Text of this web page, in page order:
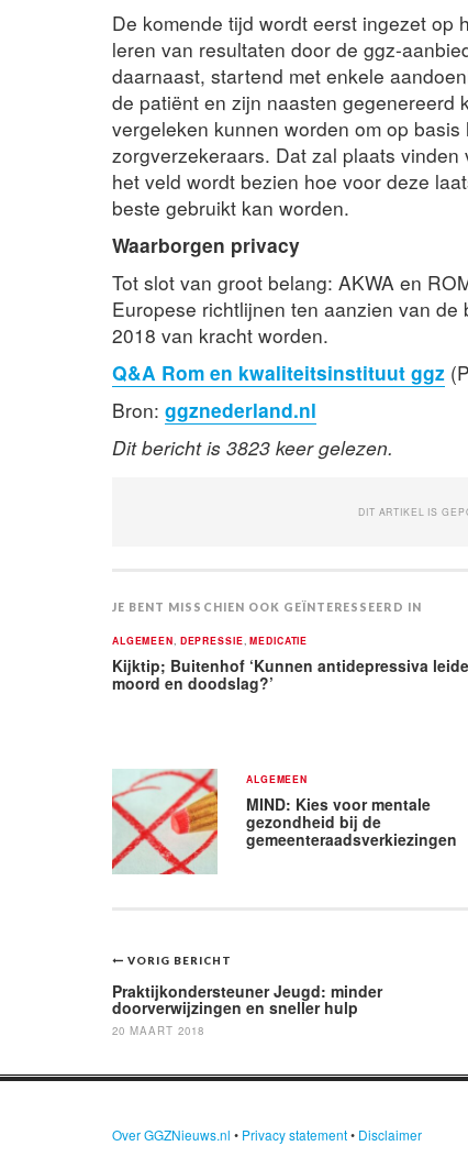
De komende tijd wordt eerst ingezet op
leren van resultaten door de ggz-
daarnaast, startend met enkele
de patiënt en zijn naasten gegenereerd
vergeleken kunnen worden om op
zorgverzekeraars. Dat zal plaats
het veld wordt bezien hoe voor deze
beste gebruikt kan worden.
Waarborgen privacy
Tot slot van groot belang: AKWA en
Europese richtlijnen ten aanzien van
2018 van kracht worden.
Q&A Rom en kwaliteitsinstituut ggz
Bron: ggznederland.nl
Dit bericht is 3823 keer gelezen.
DIT ARTIKEL IS
JE BENT MISSCHIEN OOK GEÏNTERESSEERD IN
ALGEMEEN DEPRESSIE ,MEDICATIE
Kijktip; Buitenhof ‘Kunnen antidepressiva
moord en doodslag?’
ALGEMEEN
MIND: Kies voor mentale
gezondheid bij de
gemeenteraadsverkiezingen
Bericht
navigatie
VORIG BERICHT
Praktijkondersteuner Jeugd: minder
doorverwijzingen en sneller hulp
20 MAART 2018
Over GGZNieuws.nl • Privacy statement• Disclaimer